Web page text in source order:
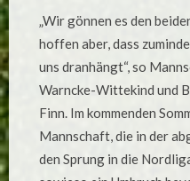
„Wir gönnen es den
hoffen aber, dass
uns dranhängt“, so
Warncke-Wittekind und
Finn. Im kommenden
Mannschaft, die in der
den Sprung in die